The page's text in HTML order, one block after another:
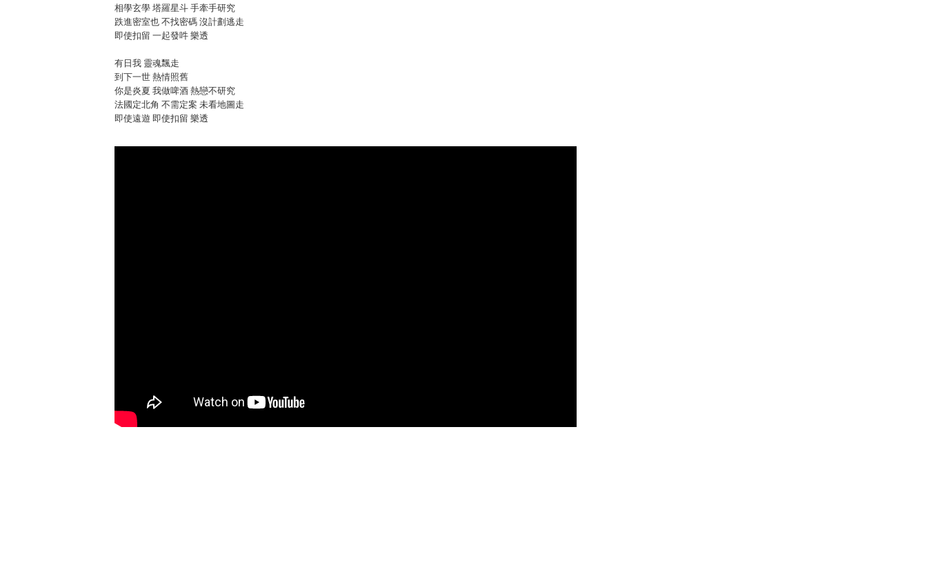
相學玄學 塔羅星斗 手牽手研究
跌進密室也 不找密碼 沒計劃逃走
即使扣留 一起發吽 樂透
有日我 靈魂飄走
到下一世 熱情照舊
你是炎夏 我做啤酒 熱戀不研究
法國定北角 不需定案 未看地圖走
即使遠遊 即使扣留 樂透